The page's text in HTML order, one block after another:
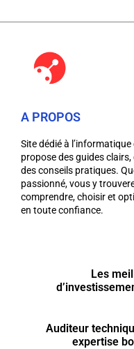
A PROPOS
Site dédié à
propose des guides
des conseils pratiques.
passionné, vous y
comprendre, choisir et
en toute confiance.
Les
Auditeur
expertise